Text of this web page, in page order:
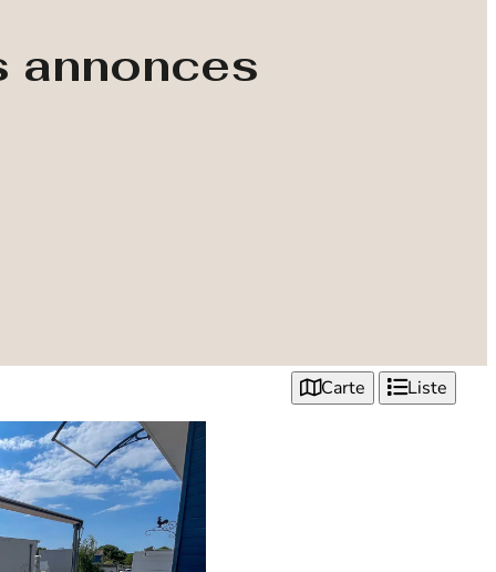
annonces
Carte Liste